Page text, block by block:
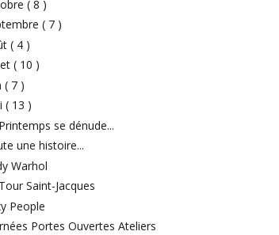
( 8 )
( 7 )
( 4 )
( 10 )
( 7 )
( 13 )
se dénude...
une histoire...
Warhol
Saint-Jacques
People
Portes Ouvertes Ateliers